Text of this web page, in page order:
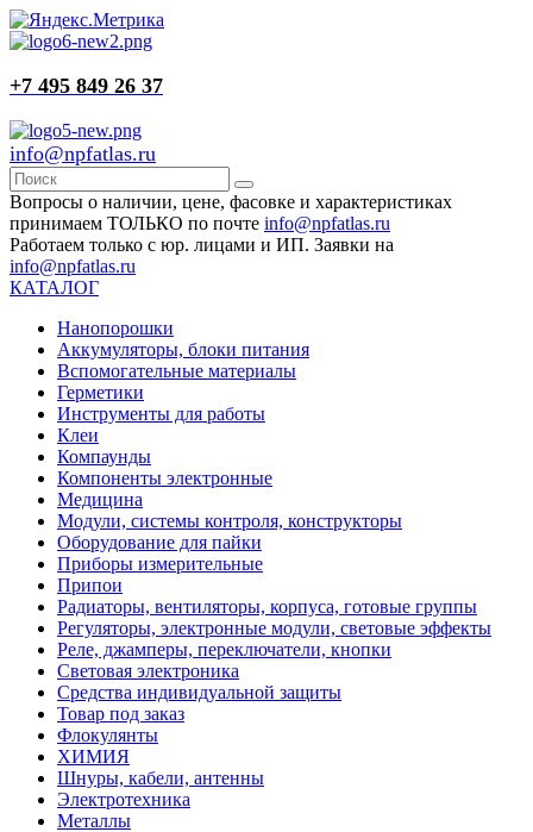
+7 495 849 26 37
info@npfatlas.ru
Вопросы о наличии, цене, фасовке и характеристиках
принимаем ТОЛЬКО по почте info@npfatlas.ru
Работаем только с юр. лицами и ИП. Заявки на
info@npfatlas.ru
КАТАЛОГ
Нанопорошки
Аккумуляторы, блоки питания
Вспомогательные материалы
Герметики
Инструменты для работы
Клеи
Компаунды
Компоненты электронные
Медицина
Модули, системы контроля, конструкторы
Оборудование для пайки
Приборы измерительные
Припои
Радиаторы, вентиляторы, корпуса, готовые группы
Регуляторы, электронные модули, световые эффекты
Реле, джамперы, переключатели, кнопки
Световая электроника
Средства индивидуальной защиты
Товар под заказ
Флокулянты
ХИМИЯ
Шнуры, кабели, антенны
Электротехника
Металлы